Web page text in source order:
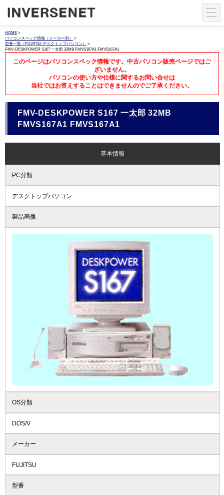
HOME >
パソコンスペック情報（メーカー別）
>
型番一覧（FUJITSU デスクトップパソコン）
>
FMV-DESKPOWER S167 一太郎 32MB FMVS167A1 FMVS167A1
このページはパソコンスペック情報です。中古パソコン販売ページではご
ざいません。
パソコンの使い方や仕様に関するお問い合せは
当社ではお答えすることはできませんのでご了承ください。
FMV-DESKPOWER S167 一太郎 32MB
FMVS167A1 FMVS167A1
基本情報
PC分類
デスクトップパソコン
製品画像
OS分類
DOS/V
メーカー
FUJITSU
型番